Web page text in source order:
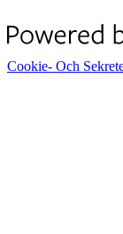
Cookie- Och